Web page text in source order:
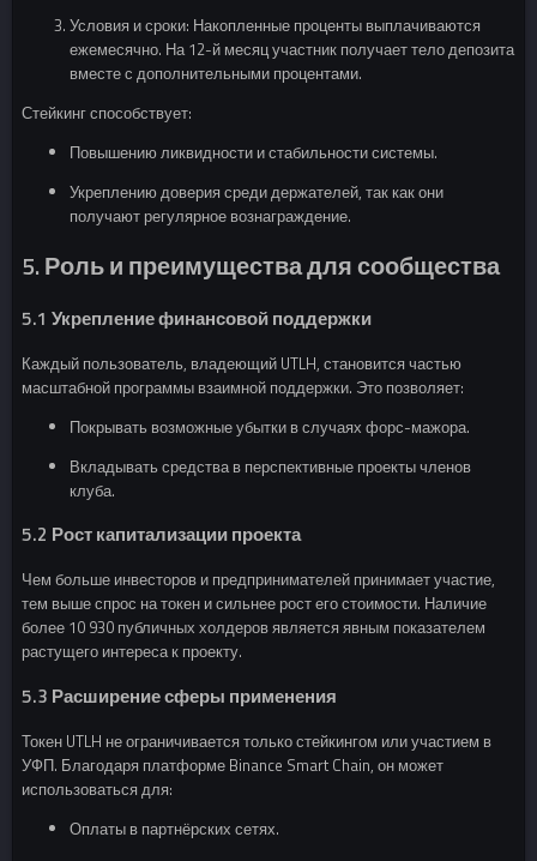
Условия и сроки: Накопленные проценты выплачиваются
ежемесячно. На 12-й месяц участник получает тело депозита
вместе с дополнительными процентами.
Стейкинг способствует:
Повышению ликвидности и стабильности системы.
Укреплению доверия среди держателей, так как они
получают регулярное вознаграждение.
5. Роль и преимущества для сообщества
5.1 Укрепление финансовой поддержки
Каждый пользователь, владеющий UTLH, становится частью
масштабной программы взаимной поддержки. Это позволяет:
Покрывать возможные убытки в случаях форс-мажора.
Вкладывать средства в перспективные проекты членов
клуба.
5.2 Рост капитализации проекта
Чем больше инвесторов и предпринимателей принимает участие,
тем выше спрос на токен и сильнее рост его стоимости. Наличие
более 10 930 публичных холдеров является явным показателем
растущего интереса к проекту.
5.3 Расширение сферы применения
Токен UTLH не ограничивается только стейкингом или участием в
УФП. Благодаря платформе Binance Smart Chain, он может
использоваться для:
Оплаты в партнёрских сетях.